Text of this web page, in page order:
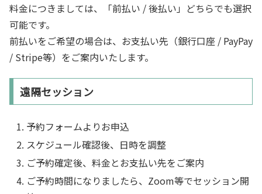
料金につきましては、「前払い / 後払い」どちらでも選択
可能です。
前払いをご希望の場合は、お支払い先（銀行口座 / PayPay
/ Stripe等）をご案内いたします。
遠隔セッション
予約フォームよりお申込
スケジュール確認後、日時を調整
ご予約確定後、料金とお支払い先をご案内
ご予約時間になりましたら、Zoom等でセッション開